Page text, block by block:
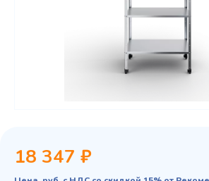
18 347 ₽